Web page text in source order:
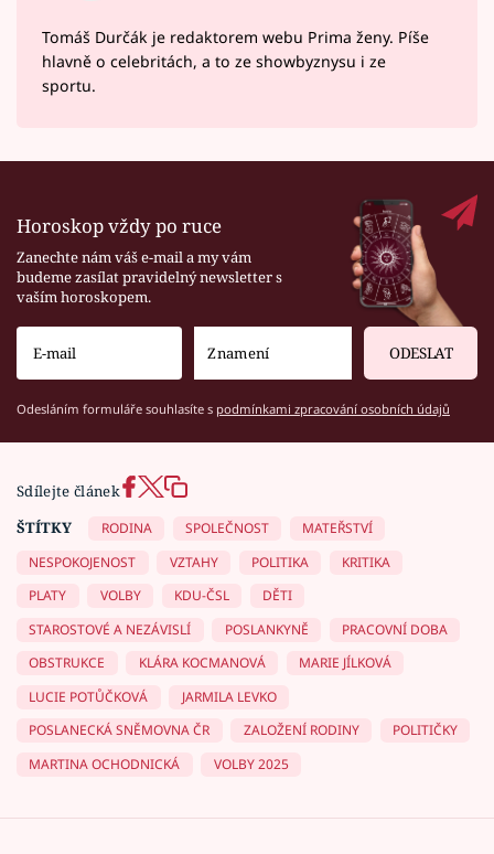
Tomáš Durčák je redaktorem webu Prima ženy. Píše
hlavně o celebritách, a to ze showbyznysu i ze
sportu.
Horoskop vždy po ruce
Zanechte nám váš e-mail a my vám
budeme zasílat pravidelný newsletter s
vaším horoskopem.
ODESLAT
Odesláním formuláře souhlasíte s podmínkami zpracování osobních údajů
Sdílejte článek
ŠTÍTKY
RODINA SPOLEČNOST
MATEŘSTVÍ
NESPOKOJENOST
VZTAHY POLITIKA
KRITIKA
PLATY
VOLBY KDU-ČSL
DĚTI
STAROSTOVÉ A NEZÁVISLÍ
POSLANKYNĚ
PRACOVNÍ DOBA
OBSTRUKCE
KLÁRA KOCMANOVÁ
MARIE JÍLKOVÁ
LUCIE POTŮČKOVÁ
JARMILA LEVKO
POSLANECKÁ SNĚMOVNA ČR
ZALOŽENÍ RODINY
POLITIČKY
MARTINA OCHODNICKÁ
VOLBY 2025